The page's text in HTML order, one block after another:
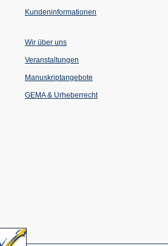
Kundeninformationen
Wir über uns
Veranstaltungen
einem
Tab)
Manuskriptangebote
GEMA & Urheberrecht
(Öffnet
in